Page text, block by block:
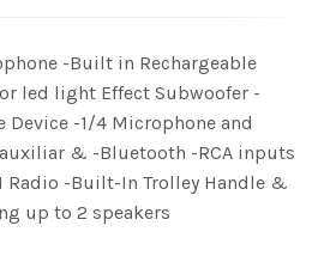
-Built in Rechargeable
led light Effect Subwoofer -
Device -1/4 Microphone and
& -Bluetooth -RCA inputs
-Built-In Trolley Handle &
up to 2 speakers